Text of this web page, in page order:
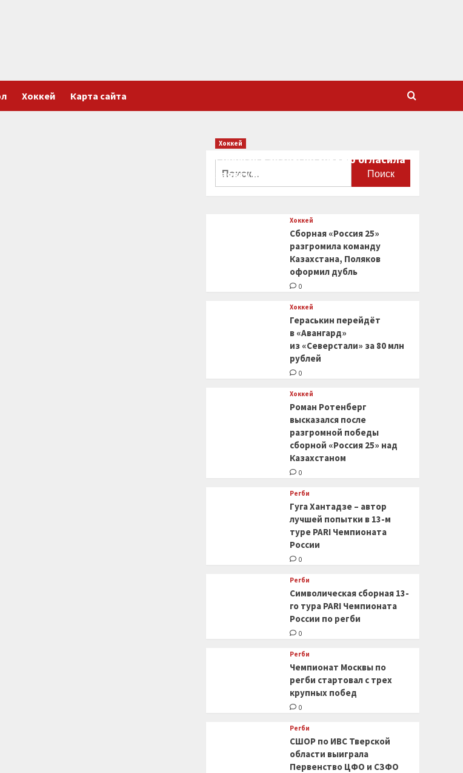
Хоккей Карта сайта
Хоккей
Сборная Канады по хоккею огласила
заявку на чемпионат мира
Хоккей
Сборная «Россия 25»
разгромила команду
Казахстана, Поляков
оформил дубль
0
Хоккей
Гераськин перейдёт
в «Авангард»
из «Северстали» за 80 млн
рублей
0
Хоккей
Роман Ротенберг
высказался после
разгромной победы
сборной «Россия 25» над
Казахстаном
0
Регби
Гуга Хантадзе – автор
лучшей попытки в 13-м
туре PARI Чемпионата
России
0
Регби
Символическая сборная 13-
го тура PARI Чемпионата
России по регби
0
Регби
Чемпионат Москвы по
регби стартовал с трех
крупных побед
0
Регби
СШОР по ИВС Тверской
области выиграла
Первенство ЦФО и СЗФО